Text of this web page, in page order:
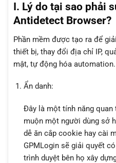
I. Lý do tại sao phải
Antidetect Browser?
Phần mềm được tạo ra để
thiết bị, thay đổi địa chỉ IP,
mật, tự động hóa automation.
Ẩn danh:
Đây là một tính năng
muộn một người dùng sở
dễ ăn cắp cookie hay cài
GPMLogin sẽ giải quyết
trình duyệt bên họ xây